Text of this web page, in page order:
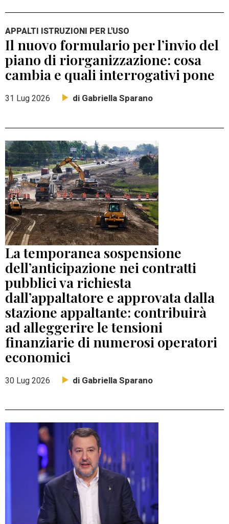
APPALTI ISTRUZIONI PER L'USO
Il nuovo formulario per l’invio del
piano di riorganizzazione: cosa
cambia e quali interrogativi pone
31 Lug 2026 di Gabriella Sparano
La temporanea sospensione
dell’anticipazione nei contratti
pubblici va richiesta
dall’appaltatore e approvata dalla
stazione appaltante: contribuirà
ad alleggerire le tensioni
finanziarie di numerosi operatori
economici
30 Lug 2026 di Gabriella Sparano